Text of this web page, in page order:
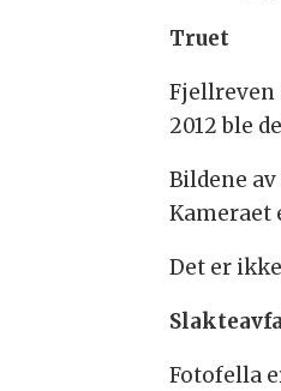
Truet
Fjellreven
2012 ble
Bildene
Kameraet
Det er
Fotofella